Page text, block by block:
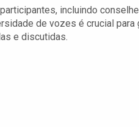
incluindo
de vozes é crucial
e discutidas.